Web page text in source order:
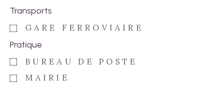
Transports
GARE FERROVIAIRE
Pratique
BUREAU DE POSTE
MAIRIE